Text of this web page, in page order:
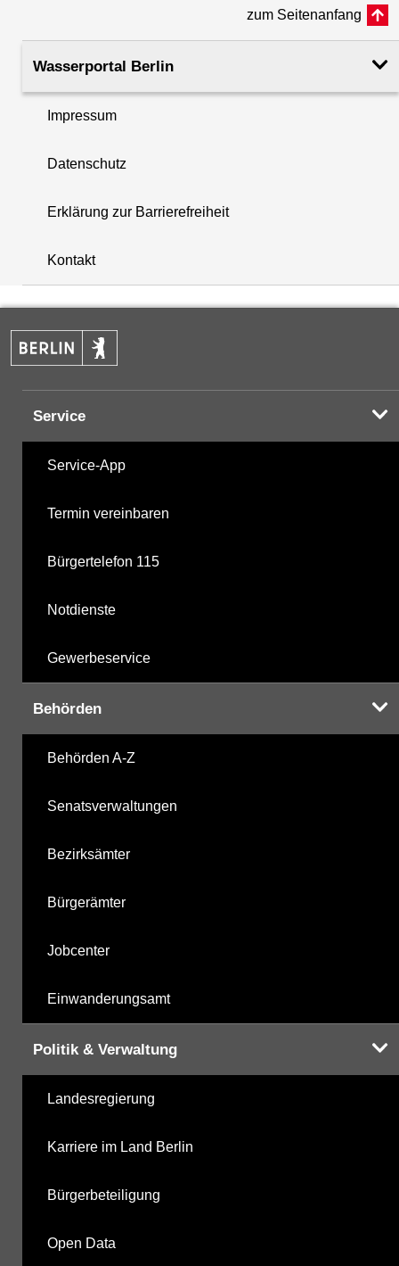
+
−
zum Seitenanfang
Wasserportal Berlin
Impressum
Datenschutz
Erklärung zur Barrierefreiheit
Kontakt
Service
Service-App
Termin vereinbaren
Bürgertelefon 115
Notdienste
Gewerbeservice
Behörden
Behörden A-Z
Senatsverwaltungen
Bezirksämter
Bürgerämter
Jobcenter
Einwanderungsamt
Politik & Verwaltung
Landesregierung
Karriere im Land Berlin
Bürgerbeteiligung
Open Data